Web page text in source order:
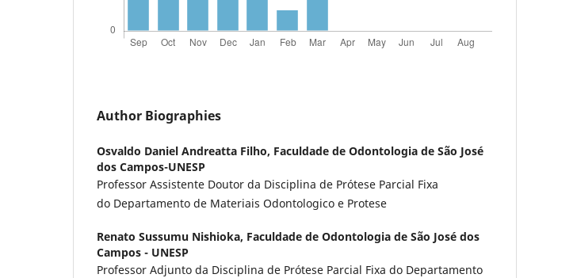
Author Biographies
Osvaldo Daniel Andreatta Filho, Faculdade de Odontologia de São José
dos Campos-UNESP
Professor Assistente Doutor da Disciplina de Prótese Parcial Fixa
do Departamento de Materiais Odontologico e Protese
Renato Sussumu Nishioka, Faculdade de Odontologia de São José dos
Campos - UNESP
Professor Adjunto da Disciplina de Prótese Parcial Fixa do Departamento